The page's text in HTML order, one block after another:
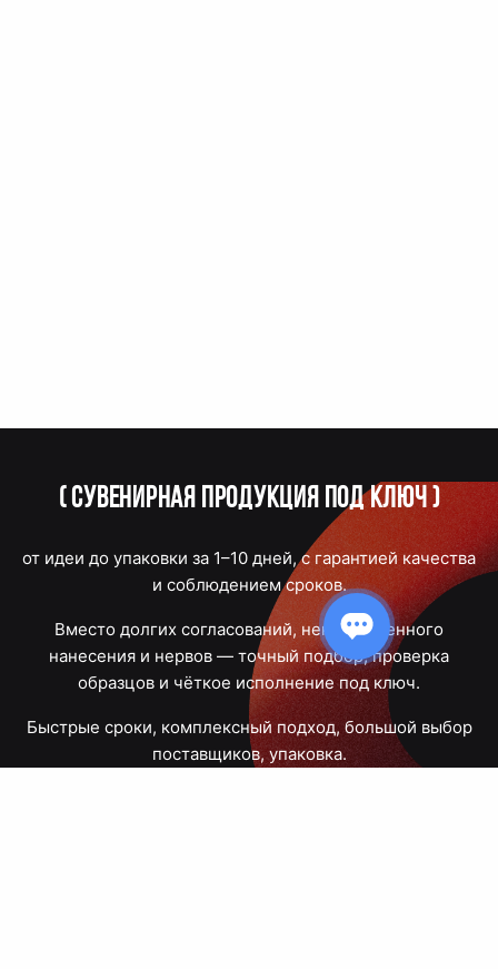
(Сувенирная продукция под ключ)
от идеи до упаковки за 1–10 дней, с гарантией качества
и соблюдением сроков.
Вместо долгих согласований, некачественного
нанесения и нервов — точный подбор, проверка
образцов и чёткое исполнение под ключ.
Быстрые сроки, комплексный подход, большой выбор
поставщиков, упаковка.